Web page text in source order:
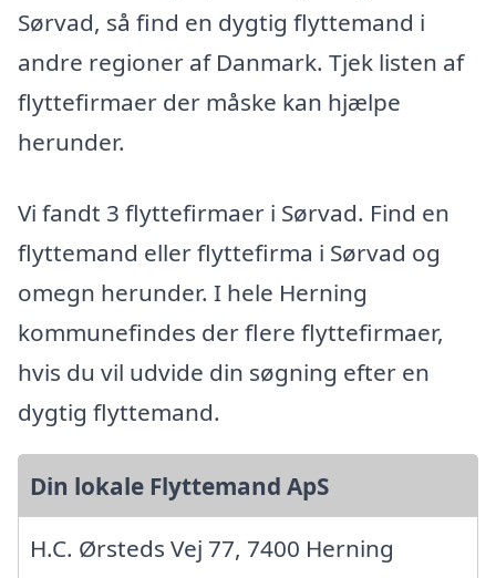
Sørvad, så find en dygtig flyttemand i
andre regioner af Danmark. Tjek listen af
flyttefirmaer der måske kan hjælpe
herunder.
Vi fandt 3 flyttefirmaer i Sørvad. Find en
flyttemand eller flyttefirma i Sørvad og
omegn herunder. I hele Herning
kommunefindes der flere flyttefirmaer,
hvis du vil udvide din søgning efter en
dygtig flyttemand.
Din lokale Flyttemand ApS
H.C. Ørsteds Vej 77, 7400 Herning